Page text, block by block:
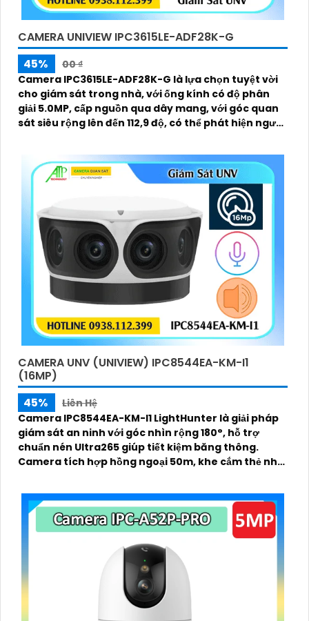
CAMERA UNIVIEW IPC3615LE-ADF28K-G
45%
00 ₫
Camera IPC3615LE-ADF28K-G là lựa chọn tuyệt vời
cho giám sát trong nhà, với ống kính có độ phân
giải 5.0MP, cấp nguồn qua dây mang, với góc quan
sát siêu rộng lên đến 112,9 độ, có thể phát hiện người
CAMERA UNV (UNIVIEW) IPC8544EA-KM-I1
(16MP)
45%
Liên Hệ
Camera IPC8544EA-KM-I1 LightHunter là giải pháp
giám sát an ninh với góc nhìn rộng 180°, hỗ trợ
chuẩn nén Ultra265 giúp tiết kiệm băng thông.
Camera tích hợp hồng ngoại 50m, khe cắm thẻ nhớ
cùng tính năng đàm thoại 2 chiều tiện lợi hỗ trợ
công nghệ PoE camera dễ dàng lắp đặt và sử dụng
hiệu quả